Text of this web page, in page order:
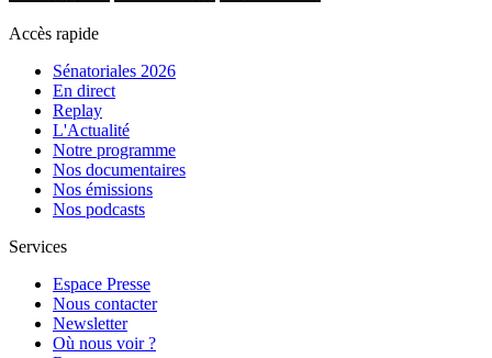
Accès rapide
Sénatoriales 2026
En direct
Replay
L'Actualité
Notre programme
Nos documentaires
Nos émissions
Nos podcasts
Services
Espace Presse
Nous contacter
Newsletter
Où nous voir ?